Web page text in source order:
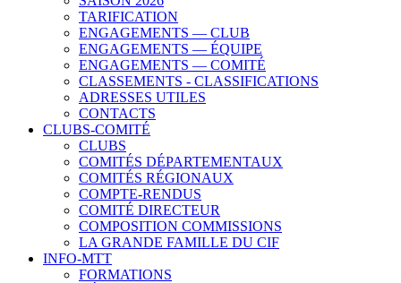
TARIFICATION
ENGAGEMENTS — CLUB
ENGAGEMENTS — ÉQUIPE
ENGAGEMENTS — COMITÉ
CLASSEMENTS - CLASSIFICATIONS
ADRESSES UTILES
CONTACTS
CLUBS-COMITÉ
CLUBS
COMITÉS DÉPARTEMENTAUX
COMITÉS RÉGIONAUX
COMPTE-RENDUS
COMITÉ DIRECTEUR
COMPOSITION COMMISSIONS
LA GRANDE FAMILLE DU CIF
INFO-MTT
FORMATIONS